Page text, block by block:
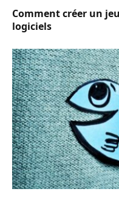
Comment créer un
logiciels